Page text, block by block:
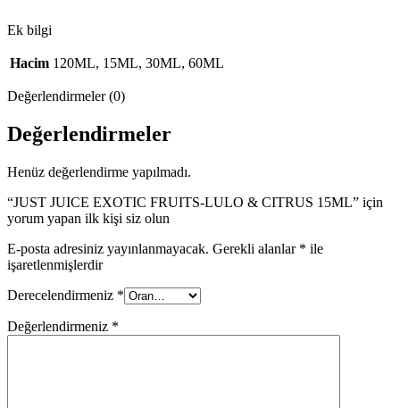
Ek bilgi
Hacim 120ML, 15ML, 30ML, 60ML
Değerlendirmeler (0)
Değerlendirmeler
Henüz değerlendirme yapılmadı.
“JUST JUICE EXOTIC FRUITS-LULO & CITRUS 15ML” için
yorum yapan ilk kişi siz olun
E-posta adresiniz yayınlanmayacak. Gerekli alanlar * ile
işaretlenmişlerdir
Derecelendirmeniz *
Değerlendirmeniz *